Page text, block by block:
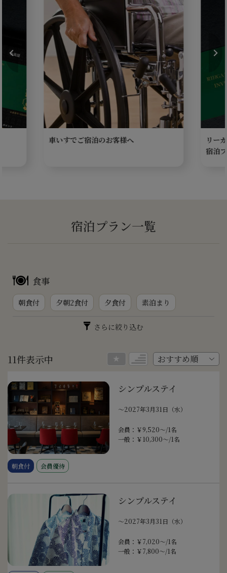
車いすでご宿泊のお客様へ
リー
宿泊
宿泊プラン一覧
食事
朝食付 夕朝2食付 夕食付 素泊まり
さらに絞り込む
11件表示中
シンプルステイ
〜2027年3月31日（水）
会員：￥9,520～/1名
一般：￥10,300～/1名
朝食付 会員優待
シンプルステイ
〜2027年3月31日（水）
会員：￥7,020～/1名
一般：￥7,800～/1名